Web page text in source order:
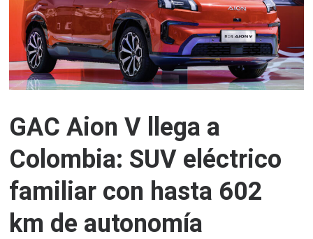
GAC Aion V llega a
Colombia: SUV eléctrico
familiar con hasta 602
km de autonomía